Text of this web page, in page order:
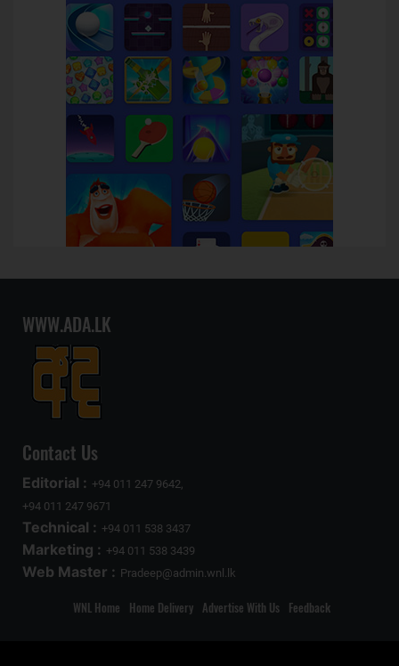
WWW.ADA.LK
Contact Us
Editorial : +94 011 247 9642,
+94 011 247 9671
Technical : +94 011 538 3437
Marketing : +94 011 538 3439
Web Master : Pradeep@admin.wnl.lk
WNL Home Home Delivery Advertise With Us Feedback